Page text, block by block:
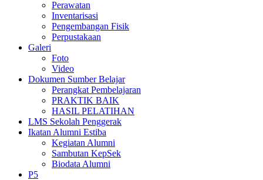
Perawatan
Inventarisasi
Pengembangan Fisik
Perpustakaan
Galeri
Foto
Video
Dokumen Sumber Belajar
Perangkat Pembelajaran
PRAKTIK BAIK
HASIL PELATIHAN
LMS Sekolah Penggerak
Ikatan Alumni Estiba
Kegiatan Alumni
Sambutan KepSek
Biodata Alumni
P5